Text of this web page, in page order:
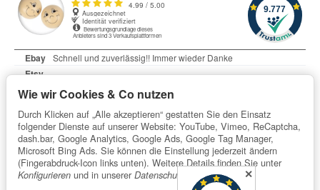
Informationen
Wie wir Cookies & Co nutzen
Durch Klicken auf „Alle akzeptieren“ gestatten Sie den Einsatz
folgender Dienste auf unserer Website: YouTube, Vimeo, ReCaptcha,
dash.bar, Google Analytics, Google Ads, Google Tag Manager,
Microsoft Bing Ads. Sie können die Einstellung jederzeit ändern
(Fingerabdruck-Icon links unten). Weitere Details finden Sie unter
Konfigurieren und in unserer Datenschutzerklärung. ✕